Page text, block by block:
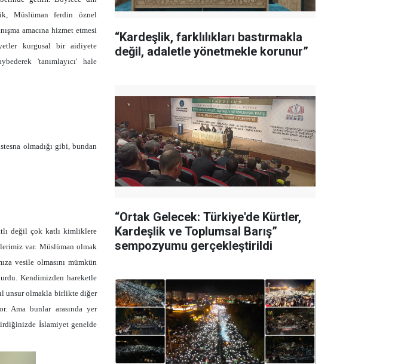
Müslüman ferdin öznel
amacına hizmet etmesi
kurgusal bir aidiyete
'tanımlayıcı' hale
olmadığı gibi, bundan
değil çok katlı kimliklere
var. Müslüman olmak
vesile olmasını mümkün
Kendimizden hareketle
unsur olmakla birlikte diğer
Ama bunlar arasında yer
İslamiyet genelde
“Kardeşlik, farklılıkları bastırmakla
değil, adaletle yönetmekle korunur”
“Ortak Gelecek: Türkiye'de Kürtler,
Kardeşlik ve Toplumsal Barış”
sempozyumu gerçekleştirildi